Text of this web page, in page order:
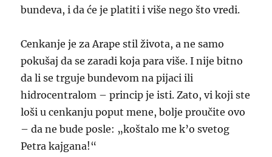
bundeva, i da će je platiti i više nego što vredi.
Cenkanje je za Arape stil života, a ne samo
pokušaj da se zaradi koja para više. I nije bitno
da li se trguje bundevom na pijaci ili
hidrocentralom – princip je isti. Zato, vi koji ste
loši u cenkanju poput mene, bolje proučite ovo
– da ne bude posle: „koštalo me k’o svetog
Petra kajgana!“